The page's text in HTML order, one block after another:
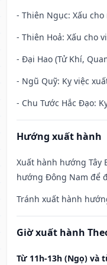
- Thiên Ngục: Xấu
- Thiên Hoả: Xấu cho
- Đại Hao (Tử Khí,
- Ngũ Quỹ: Kỵ việc
- Chu Tước Hắc Đạo:
Hướng xuất hành
Xuất hành hướng Tây
hướng Đông Nam để
Tránh xuất hành
Giờ xuất hành
Từ 11h-13h (Ngọ) và